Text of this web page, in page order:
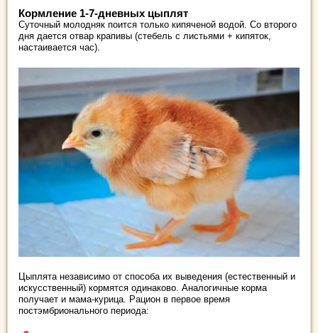
Кормление 1-7-дневных цыплят
Суточный молодняк поится только кипяченой водой. Со второго
дня дается отвар крапивы (стебель с листьями + кипяток,
настаивается час).
Цыплята независимо от способа их выведения (естественный и
искусственный) кормятся одинаково. Аналогичные корма
получает и мама-курица. Рацион в первое время
постэмбрионального периода: